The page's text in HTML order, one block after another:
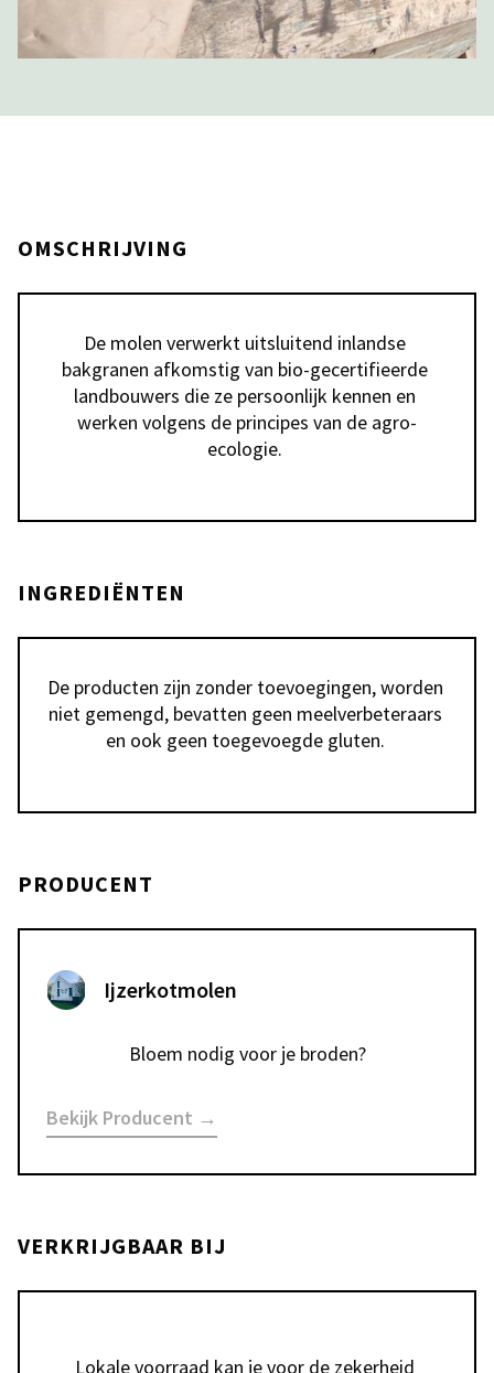
OMSCHRIJVING
De molen verwerkt uitsluitend inlandse
bakgranen afkomstig van bio-gecertifieerde
landbouwers die ze persoonlijk kennen en
werken volgens de principes van de agro-
ecologie.
INGREDIËNTEN
De producten zijn zonder toevoegingen, worden
niet gemengd, bevatten geen meelverbeteraars
en ook geen toegevoegde gluten.
PRODUCENT
Ijzerkotmolen
Bloem nodig voor je broden?
Bekijk Producent →
VERKRIJGBAAR BIJ
Lokale voorraad kan je voor de zekerheid